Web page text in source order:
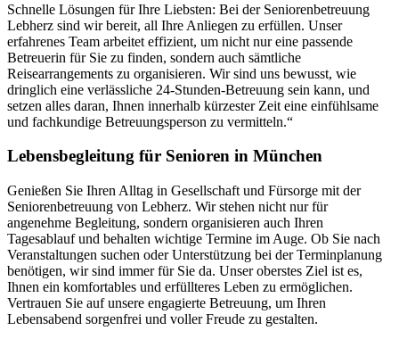
Schnelle Lösungen für Ihre Liebsten: Bei der Seniorenbetreuung
Lebherz sind wir bereit, all Ihre Anliegen zu erfüllen. Unser
erfahrenes Team arbeitet effizient, um nicht nur eine passende
Betreuerin für Sie zu finden, sondern auch sämtliche
Reisearrangements zu organisieren. Wir sind uns bewusst, wie
dringlich eine verlässliche 24-Stunden-Betreuung sein kann, und
setzen alles daran, Ihnen innerhalb kürzester Zeit eine einfühlsame
und fachkundige Betreuungsperson zu vermitteln.“
Lebensbegleitung für Senioren in München
Genießen Sie Ihren Alltag in Gesellschaft und Fürsorge mit der
Seniorenbetreuung von Lebherz. Wir stehen nicht nur für
angenehme Begleitung, sondern organisieren auch Ihren
Tagesablauf und behalten wichtige Termine im Auge. Ob Sie nach
Veranstaltungen suchen oder Unterstützung bei der Terminplanung
benötigen, wir sind immer für Sie da. Unser oberstes Ziel ist es,
Ihnen ein komfortables und erfüllteres Leben zu ermöglichen.
Vertrauen Sie auf unsere engagierte Betreuung, um Ihren
Lebensabend sorgenfrei und voller Freude zu gestalten.